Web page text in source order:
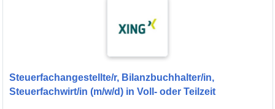
Steuerfachangestellte/r, Bilanzbuchhalter/in,
Steuerfachwirt/in (m/w/d) in Voll- oder Teilzeit